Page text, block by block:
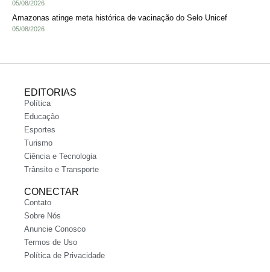
05/08/2026
Amazonas atinge meta histórica de vacinação do Selo Unicef
05/08/2026
EDITORIAS
Política
Educação
Esportes
Turismo
Ciência e Tecnologia
Trânsito e Transporte
CONECTAR
Contato
Sobre Nós
Anuncie Conosco
Termos de Uso
Política de Privacidade